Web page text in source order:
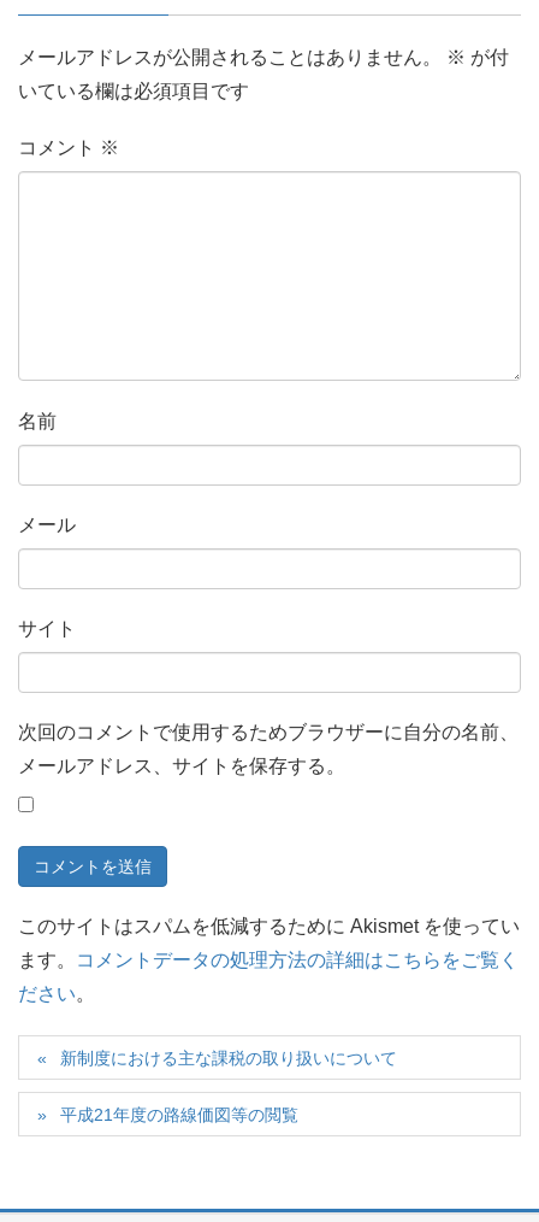
メールアドレスが公開されることはありません。 ※ が付
いている欄は必須項目です
コメント ※
名前
メール
サイト
次回のコメントで使用するためブラウザーに自分の名前、
メールアドレス、サイトを保存する。
このサイトはスパムを低減するために Akismet を使ってい
ます。
コメントデータの処理方法の詳細はこちらをご覧く
ださい。
新制度における主な課税の取り扱いについて
平成21年度の路線価図等の閲覧